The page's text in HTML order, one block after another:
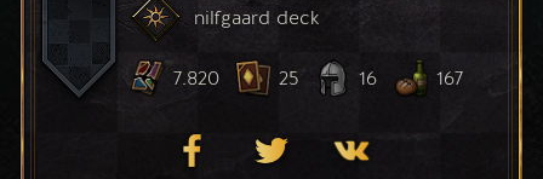
nilfgaard deck
7.820 25 16 167